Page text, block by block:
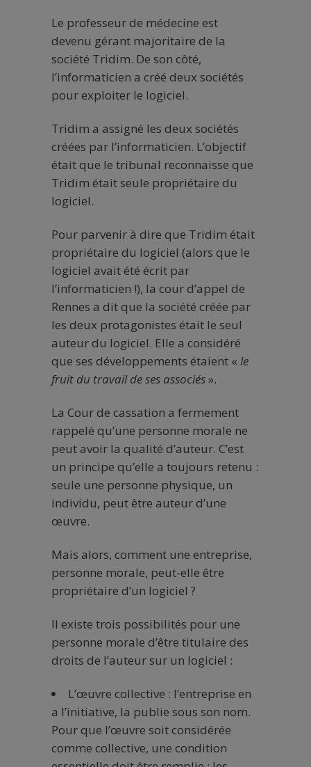
Le professeur de médecine est
devenu gérant majoritaire de la
société Tridim. De son côté,
l’informaticien a créé deux sociétés
pour exploiter le logiciel.
Tridim a assigné les deux sociétés
créées par l’informaticien. L’objectif
était que le tribunal reconnaisse que
Tridim était seule propriétaire du
logiciel.
Pour parvenir à dire que Tridim était
propriétaire du logiciel (alors que le
logiciel avait été écrit par
l’informaticien !), la cour d’appel de
Rennes a dit que la société créée par
les deux protagonistes était le seul
auteur du logiciel. Elle a considéré
que ses développements étaient « le
fruit du travail de ses associés».
La Cour de cassation a fermement
rappelé qu’une personne morale ne
peut avoir la qualité d’auteur. C’est
un principe qu’elle a toujours retenu :
seule une personne physique, un
individu, peut être auteur d’une
œuvre.
Mais alors, comment une entreprise,
personne morale, peut-elle être
propriétaire d’un logiciel ?
Il existe trois possibilités pour une
personne morale d’être titulaire des
droits de l’auteur sur un logiciel :
L’œuvre collective : l’entreprise en
a l’initiative, la publie sous son nom.
Pour que l’œuvre soit considérée
comme collective, une condition